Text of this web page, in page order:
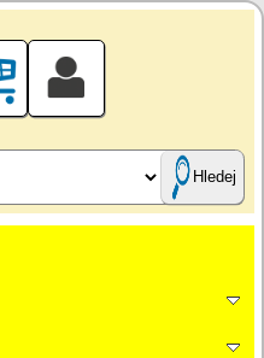
Hledej